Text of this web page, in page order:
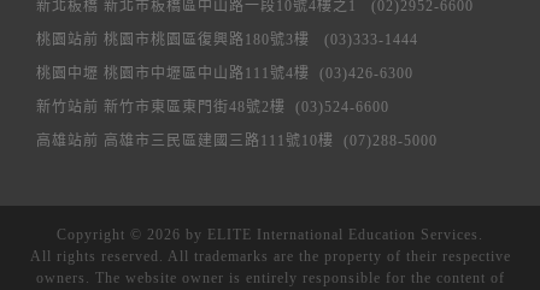
新北板橋 新北市板橋區中山路一段10號4樓之1 (02)2952-6600
桃園站前 桃園市桃園區復興路180號3樓 (03)333-1444
桃園中壢 桃園市中壢區中山路111號4樓 (03)426-6300
新竹站前 新竹市東區東門街48號2樓 (03)524-6600
高雄站前 高雄市三民區建國三路111號10樓 (07)288-5000
Copyright © 2026 by ELITE International Education Services.
All rights reserved. All trademarks are the property of their respective
owners. The website owner is entirely responsible for the content of